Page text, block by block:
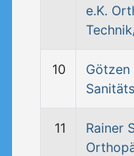
e.K.
10
Götzen
11
Rainer